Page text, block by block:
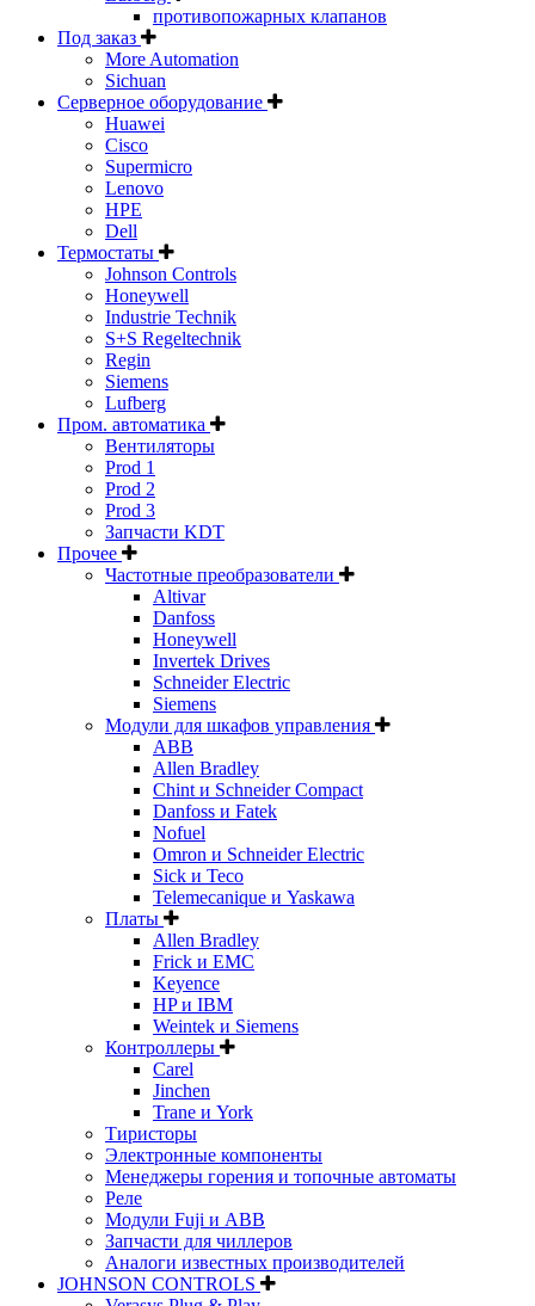
противопожарных клапанов
Под заказ
More Automation
Sichuan
Серверное оборудование
Huawei
Cisco
Supermicro
Lenovo
HPE
Dell
Термостаты
Johnson Controls
Honeywell
Industrie Technik
S+S Regeltechnik
Regin
Siemens
Lufberg
Пром. автоматика
Вентиляторы
Prod 1
Prod 2
Prod 3
Запчасти KDT
Прочее
Частотные преобразователи
Altivar
Danfoss
Honeywell
Invertek Drives
Schneider Electric
Siemens
Модули для шкафов управления
ABB
Allen Bradley
Chint и Schneider Compact
Danfoss и Fatek
Nofuel
Omron и Schneider Electric
Sick и Teco
Telemecanique и Yaskawa
Платы
Allen Bradley
Frick и EMC
Keyence
HP и IBM
Weintek и Siemens
Контроллеры
Carel
Jinchen
Trane и York
Тиристоры
Электронные компоненты
Менеджеры горения и топочные автоматы
Реле
Модули Fuji и ABB
Запчасти для чиллеров
Аналоги известных производителей
JOHNSON CONTROLS